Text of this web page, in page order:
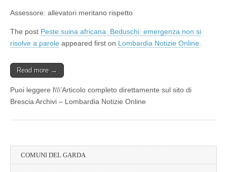
Assessore: allevatori meritano rispetto
The post Peste suina africana. Beduschi: emergenza non si
risolve a parole appeared first on Lombardia Notizie Online
Read more →
Puoi leggere l\\\’Articolo completo direttamente sul sito di
Brescia Archivi – Lombardia Notizie Online
COMUNI DEL GARDA